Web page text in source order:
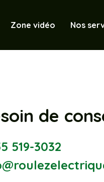
Zone vidéo Nos
de
519-3032